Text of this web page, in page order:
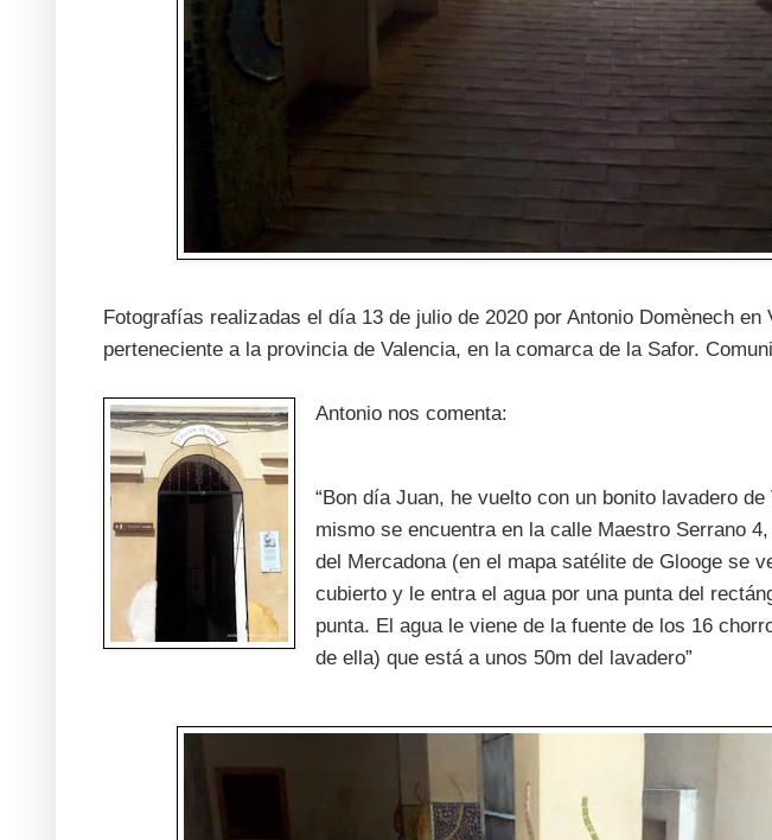
Fotografías realizadas el día 13 de julio de 2020 por Antonio Domènech en
perteneciente a la provincia de Valencia, en la comarca de la Safor.
Antonio nos comenta:
“Bon día Juan, he vuelto con un bonito lavadero de
mismo se encuentra en la calle Maestro Serrano
del Mercadona (en el mapa satélite de Glooge se
cubierto y le entra el agua por una punta del
punta. El agua le viene de la fuente de los 16
de ella) que está a unos 50m del lavadero”